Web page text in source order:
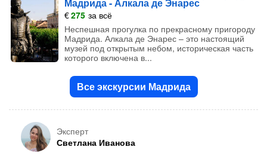
€275 за всё
Неспешная прогулка по прекрасному пригороду
Мадрида. Алкала де Энарес – это настоящий
музей под открытым небом, историческая часть
которого включена в...
Все экскурсии Мадрида
Эксперт
Светлана Иванова